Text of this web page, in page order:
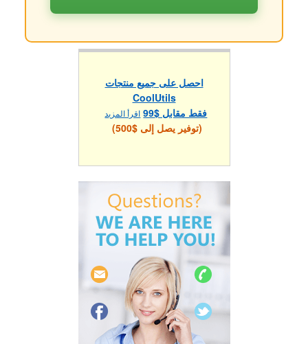
احصل على جميع منتجات
CoolUtils
فقط مقابل $99
اقرأ المزيد
(توفير يصل إلى $500)